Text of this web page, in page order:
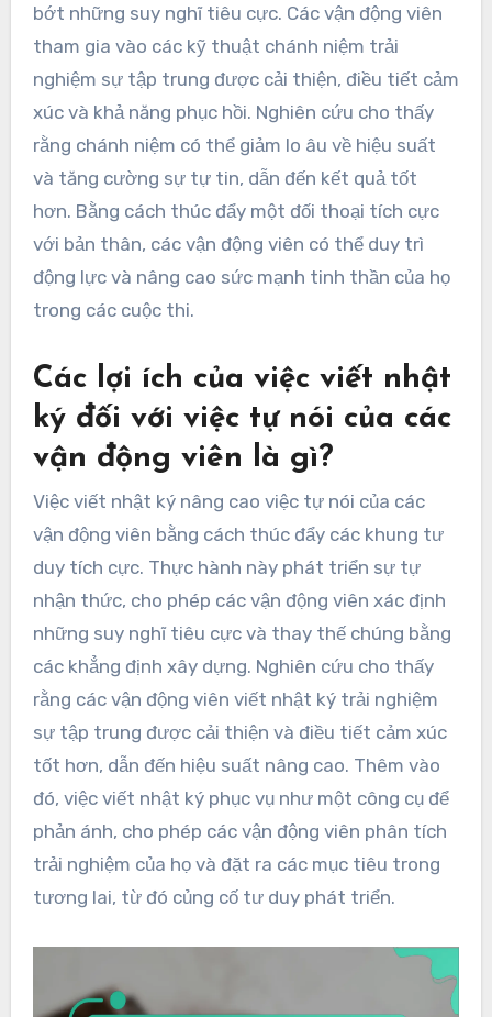
bớt những suy nghĩ tiêu cực. Các vận động viên
tham gia vào các kỹ thuật chánh niệm trải
nghiệm sự tập trung được cải thiện, điều tiết cảm
xúc và khả năng phục hồi. Nghiên cứu cho thấy
rằng chánh niệm có thể giảm lo âu về hiệu suất
và tăng cường sự tự tin, dẫn đến kết quả tốt
hơn. Bằng cách thúc đẩy một đối thoại tích cực
với bản thân, các vận động viên có thể duy trì
động lực và nâng cao sức mạnh tinh thần của họ
trong các cuộc thi.
Các lợi ích của việc viết nhật
ký đối với việc tự nói của các
vận động viên là gì?
Việc viết nhật ký nâng cao việc tự nói của các
vận động viên bằng cách thúc đẩy các khung tư
duy tích cực. Thực hành này phát triển sự tự
nhận thức, cho phép các vận động viên xác định
những suy nghĩ tiêu cực và thay thế chúng bằng
các khẳng định xây dựng. Nghiên cứu cho thấy
rằng các vận động viên viết nhật ký trải nghiệm
sự tập trung được cải thiện và điều tiết cảm xúc
tốt hơn, dẫn đến hiệu suất nâng cao. Thêm vào
đó, việc viết nhật ký phục vụ như một công cụ để
phản ánh, cho phép các vận động viên phân tích
trải nghiệm của họ và đặt ra các mục tiêu trong
tương lai, từ đó củng cố tư duy phát triển.